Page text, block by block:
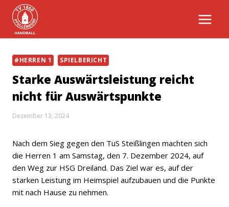
Inhalt
springen
#HERREN 1 SPIELBERICHT
Starke Auswärtsleistung reicht
nicht für Auswärtspunkte
Dezember 13, 2024
Nach dem Sieg gegen den TuS Steißlingen machten sich
die Herren 1 am Samstag, den 7. Dezember 2024, auf
den Weg zur HSG Dreiland. Das Ziel war es, auf der
starken Leistung im Heimspiel aufzubauen und die Punkte
mit nach Hause zu nehmen.